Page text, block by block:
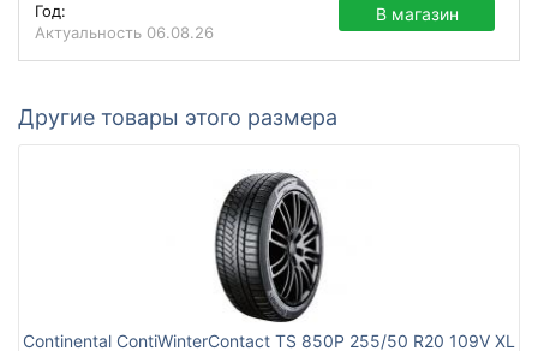
Год:
Актуальность 06.08.26
В магазин
Другие товары этого размера
Continental ContiWinterContact TS 850P 255/50 R20 109V XL